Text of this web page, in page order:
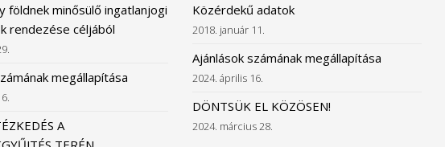
földnek minősülő ingatlanjogi
rendezése céljából
megállapítása
A
Közérdekű adatok
2018. január 11.
Ajánlások számának megállapítása
2024. április 16.
DÖNTSÜK EL KÖZÖSEN!
2024. március 28.